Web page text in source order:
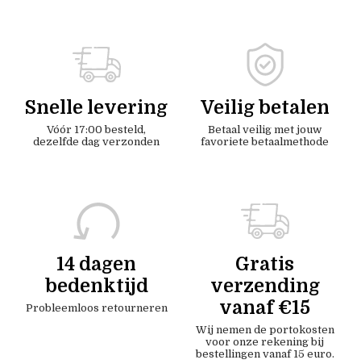
Snelle levering
Vóór 17:00 besteld,
dezelfde dag verzonden
Veilig betalen
Betaal veilig met jouw
favoriete betaalmethode
14 dagen
bedenktijd
Probleemloos retourneren
Gratis
verzending
vanaf €15
Wij nemen de portokosten
voor onze rekening bij
bestellingen vanaf 15 euro.